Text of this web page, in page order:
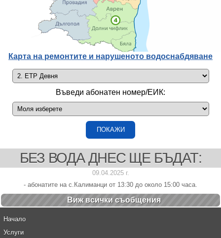
Карта на ремонтите и нарушеното водоснабдяване
Въведи абонатен номер/ЕИК:
БЕЗ ВОДА ДНЕС ЩЕ БЪДАТ:
09.04.2025 г.
- абонатите на с.Калиманци от 13:30 до около 15:00 часа.
Виж всички cъобщения
Начало
Услуги